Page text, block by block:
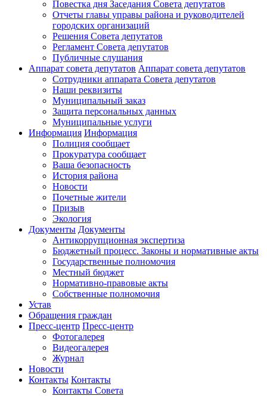
Повестка дня Заседания Совета депутатов
Отчеты главы управы района и руководителей
городских организаций
Решения Совета депутатов
Регламент Совета депутатов
Публичные слушания
Аппарат совета депутатов Аппарат совета депутатов
Сотрудники аппарата Совета депутатов
Наши реквизиты
Муниципальный заказ
Защита персональных данных
Муниципальные услуги
Информация Информация
Полиция сообщает
Прокуратура сообщает
Ваша безопасность
История района
Новости
Почетные жители
Призыв
Экология
Документы Документы
Антикоррупционная экспертиза
Бюджетный процесс. Законы и нормативные акты
Государственные полномочия
Местный бюджет
Нормативно-правовые акты
Собственные полномочия
Устав
Обращения граждан
Пресс-центр Пресс-центр
Фотогалерея
Видеогалерея
Журнал
Новости
Контакты Контакты
Контакты Совета